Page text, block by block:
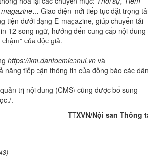
… Giao diện mới tiếp tục đặt trọng
tiện dưới dạng E-magazine, giúp chuyển tải
12 song ngữ, hướng đến cung cấp nội dung
của độc giả.
https://km.dantocmiennui.vnvà
tiếp cận thông tin của đồng bào các dân
trị nội dung (CMS) cũng được bổ sung
.
TTXVN/Nội san Thông